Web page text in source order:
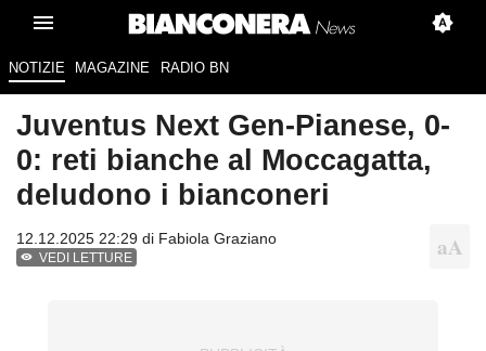
NOTIZIE MAGAZINE RADIO BN
Juventus Next Gen-Pianese, 0-
0: reti bianche al Moccagatta,
deludono i bianconeri
12.12.2025 22:29 di Fabiola Graziano
VEDI LETTURE